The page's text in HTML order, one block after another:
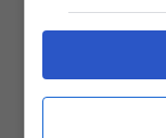
importante